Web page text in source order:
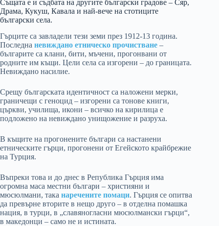
Същата е и съдбата на другите български градове – Сяр,
Драма, Кукуш, Кавала и най-вече на стотиците
български села.
Гърците са завладели тези земи през 1912-13 година.
Последна невиждано етническо прочистване –
българите са клани, бити, мъчени, прогонвани от
родните им къщи. Цели села са изгорени – до границата.
Невиждано насилие.
Срещу българската идентичност са наложени мерки,
граничещи с геноцид – изгорени са тонове книги,
църкви, училища, икони – всичко на кирилица е
подложено на невиждано унищожение и разруха.
В къщите на прогонените българи са настанени
етническите гърци, прогонени от Егейското крайбрежие
на Турция.
Въпреки това и до днес в Република Гърция има
огромна маса местни българи – християни и
мюсюлмани, така наречените помаци. Гърция се опитва
да превърне вторите в нещо друго – в отделна помашка
нация, в турци, в „славяногласни мюсюлмански гърци“,
в македонци – само не и истината.